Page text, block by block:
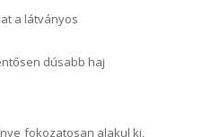
a látványos
dúsabb haj
fokozatosan alakul ki,